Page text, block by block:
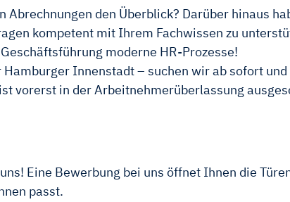
den Überblick? Darüber hinaus
kompetent mit Ihrem Fachwissen zu
moderne HR-Prozesse!
Innenstadt – suchen wir ab sofort
vorerst in der Arbeitnehmerüberlassung
Eine Bewerbung bei uns öffnet Ihnen die
passt.